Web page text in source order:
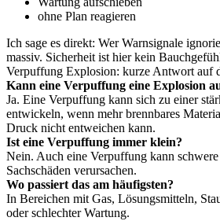
ohne Plan reagieren
Ich sage es direkt: Wer Warnsignale
massiv. Sicherheit ist hier kein
Verpuffung Explosion: kurze Antwort auf
Kann eine Verpuffung eine Explosion
Ja. Eine Verpuffung kann sich zu einer
entwickeln, wenn mehr brennbares
Druck nicht entweichen kann.
Ist eine Verpuffung immer klein?
Nein. Auch eine Verpuffung kann
Sachschäden verursachen.
Wo passiert das am häufigsten?
In Bereichen mit Gas, Lösungsmitteln,
oder schlechter Wartung.